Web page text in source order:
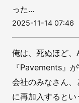
った...
2025-11-14 07:46
俺は、死ぬほど
『Pavements』
会社のみなさん
に再加入すると